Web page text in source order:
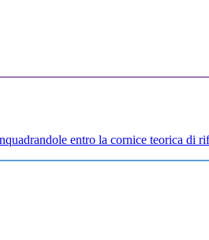
entro la cornice teorica di